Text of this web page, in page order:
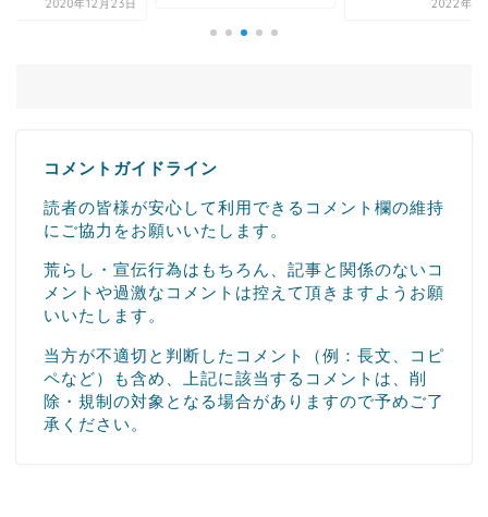
2020年12月23日 2022年7
コメントガイドライン
読者の皆様が安心して利用できるコメント欄の維持
にご協力をお願いいたします。
荒らし・宣伝行為はもちろん、記事と関係のないコ
メントや過激なコメントは控えて頂きますようお願
いいたします。
当方が不適切と判断したコメント（例：長文、コピ
ペなど）も含め、上記に該当するコメントは、削
除・規制の対象となる場合がありますので予めご了
承ください。